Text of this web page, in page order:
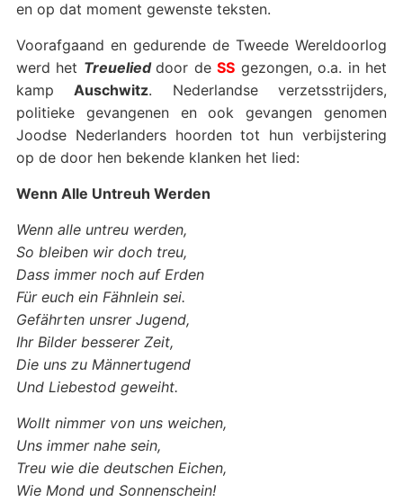
en op dat moment gewenste teksten.
Voorafgaand en gedurende de Tweede Wereldoorlog
werd het Treuelieddoor deSS gezongen, o.a. in het
kampAuschwitz. Nederlandse verzetsstrijders,
politieke gevangenen en ook gevangen genomen
Joodse Nederlanders hoorden tot hun verbijstering
op de door hen bekende klanken het lied:
Wenn Alle Untreuh Werden
Wenn alle untreu werden,
So bleiben wir doch treu,
Dass immer noch auf Erden
Für euch ein Fähnlein sei.
Gefährten unsrer Jugend,
Ihr Bilder besserer Zeit,
Die uns zu Männertugend
Und Liebestod geweiht.
Wollt nimmer von uns weichen,
Uns immer nahe sein,
Treu wie die deutschen Eichen,
Wie Mond und Sonnenschein!